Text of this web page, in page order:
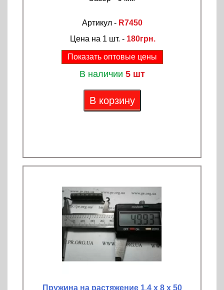
Артикул - R7450
Цена на 1 шт. - 180грн.
Показать оптовые цены
В наличии 5 шт
В корзину
Пружина на растяжение 1,4 х 8 х 50